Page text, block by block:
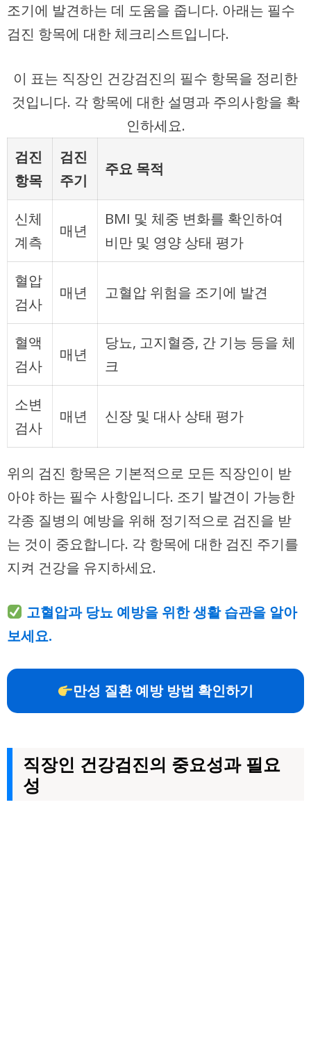
조기에 발견하는 데 도움을 줍니다. 아래는 필수
검진 항목에 대한 체크리스트입니다.
이 표는 직장인 건강검진의 필수 항목을 정리한
것입니다. 각 항목에 대한 설명과 주의사항을 확
인하세요.
검진
항목
검진
주기
주요 목적
신체
계측
매년
BMI 및 체중 변화를 확인하여
비만 및 영양 상태 평가
혈압
검사
매년 고혈압 위험을 조기에 발견
혈액
검사
매년
당뇨, 고지혈증, 간 기능 등을 체
크
소변
검사
매년 신장 및 대사 상태 평가
위의 검진 항목은 기본적으로 모든 직장인이 받
아야 하는 필수 사항입니다. 조기 발견이 가능한
각종 질병의 예방을 위해 정기적으로 검진을 받
는 것이 중요합니다. 각 항목에 대한 검진 주기를
지켜 건강을 유지하세요.
고혈압과 당뇨 예방을 위한 생활 습관을 알아
보세요.
만성 질환 예방 방법 확인하기
직장인 건강검진의 중요성과 필요
성